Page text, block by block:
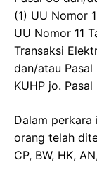
(1) UU Nomor
UU Nomor 11
Transaksi
dan/atau
KUHP jo.
Dalam
orang telah
CP, BW, HK,